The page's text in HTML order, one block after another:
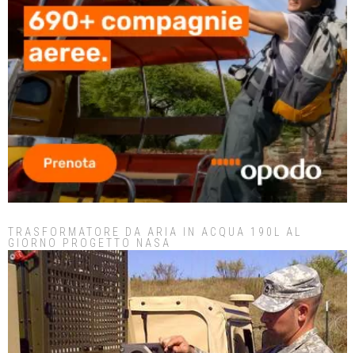
TRASFORMATORE DA ARIA IN ACQUA 190L AL
GIORNO PROGETTO NASA